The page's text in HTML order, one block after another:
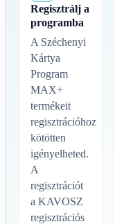
Regisztrálj a
programba
A Széchenyi
Kártya
Program
MAX+
termékeit
regisztrációhoz
kötötten
igényelheted.
A
regisztrációt
a KAVOSZ
regisztrációs